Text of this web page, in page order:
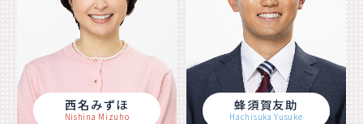
西名みずほ
Nishina Mizuho
蜂須賀友助
Hachisuka Yusuke